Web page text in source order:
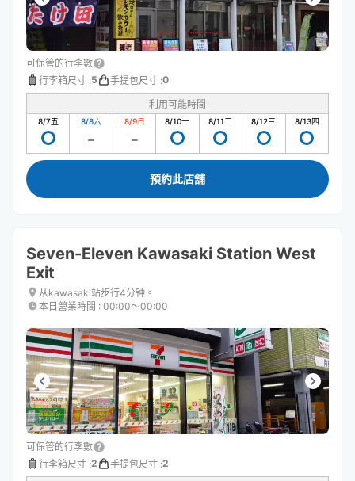
可保管的行李數
行李箱尺寸 :5 手提包尺寸 :0
利用可能時間
8/7五 8/8六 8/9日 8/10一 8/11二 8/12三 8/13四
預約此店舖
Seven-Eleven Kawasaki Station West
Exit
从kawasaki站步行4分钟。
本日營業時間 : 00:00〜00:00
可保管的行李數
行李箱尺寸 :2 手提包尺寸 :2